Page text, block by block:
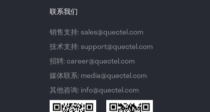
联系我们
销售支持: sales@quectel.com
技术支持: support@quectel.com
招聘: career@quectel.com
媒体联系: media@quectel.com
其他咨询: info@quectel.com